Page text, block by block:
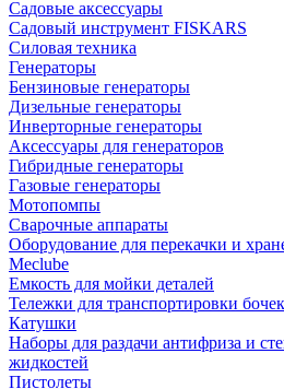
Садовые аксессуары
Садовый инструмент FISKARS
Силовая техника
Генераторы
Бензиновые генераторы
Дизельные генераторы
Инверторные генераторы
Аксессуары для генераторов
Гибридные генераторы
Газовые генераторы
Мотопомпы
Сварочные аппараты
Оборудование для перекачки и
Meclube
Емкость для мойки деталей
Тележки для транспортировки бочек
Катушки
Наборы для раздачи антифриза и
жидкостей
Пистолеты